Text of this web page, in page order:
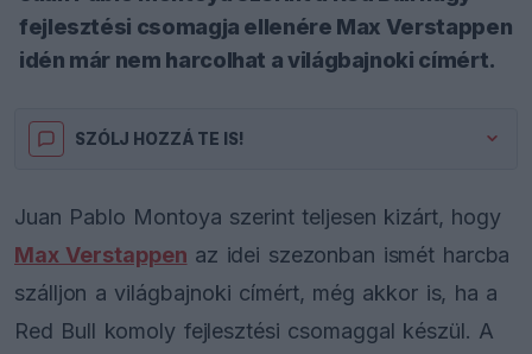
fejlesztési csomagja ellenére Max Verstappen
idén már nem harcolhat a világbajnoki címért.
SZÓLJ HOZZÁ TE IS!
Juan Pablo Montoya szerint teljesen kizárt, hogy
Max Verstappen az idei szezonban ismét harcba
szálljon a világbajnoki címért, még akkor is, ha a
Red Bull komoly fejlesztési csomaggal készül. A